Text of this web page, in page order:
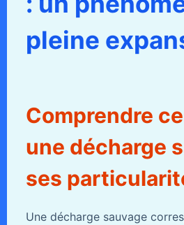
pleine
Comprendre
une décharge
ses
Une décharge sauvage